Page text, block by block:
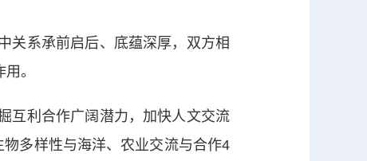
系承前启后、底蕴深厚，双方相
。
利合作广阔潜力，加快人文交流
多样性与海洋、农业交流与合作4